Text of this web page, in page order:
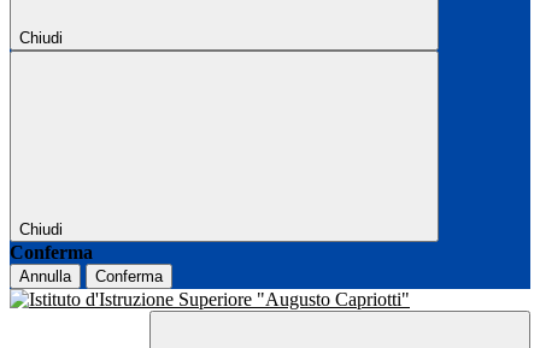
Chiudi
Chiudi
Conferma
Annulla Conferma